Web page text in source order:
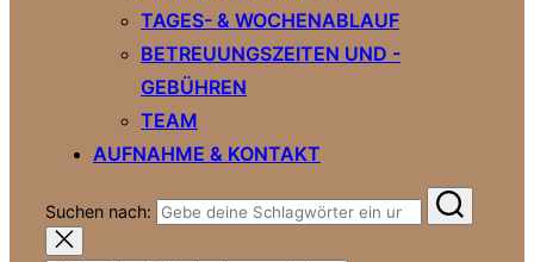
TAGES- & WOCHENABLAUF
BETREUUNGSZEITEN UND -
GEBÜHREN
TEAM
AUFNAHME & KONTAKT
Suchen nach: